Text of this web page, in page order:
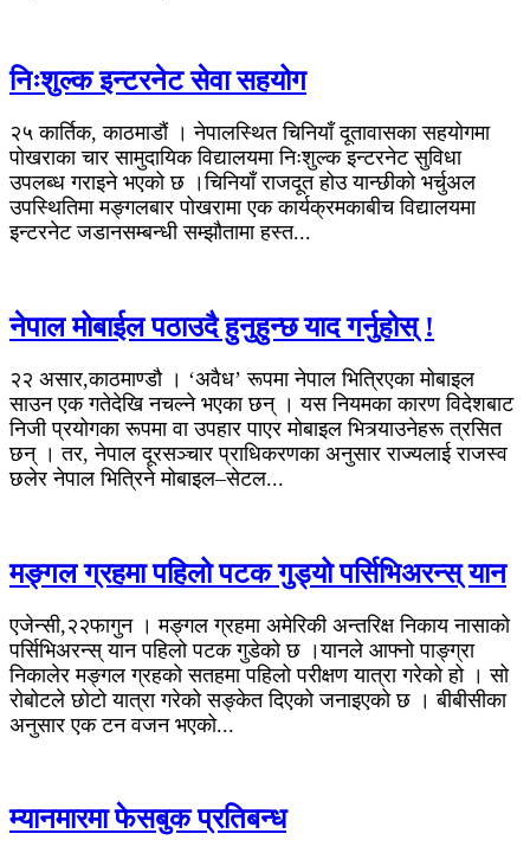
निःशुल्क इन्टरनेट सेवा सहयोग
२५ कार्तिक, काठमाडौं । नेपालस्थित चिनियाँ दूतावासका सहयोगमा
पोखराका चार सामुदायिक विद्यालयमा निःशुल्क इन्टरनेट सुविधा
उपलब्ध गराइने भएको छ ।चिनियाँ राजदूत होउ यान्छीको भर्चुअल
उपस्थितिमा मङ्गलबार पोखरामा एक कार्यक्रमकाबीच विद्यालयमा
इन्टरनेट जडानसम्बन्धी सम्झौतामा हस्त...
नेपाल मोबाईल पठाउदै हुनुहुन्छ याद गर्नुहोस् !
२२ असार,काठमाण्डौ । ‘अवैध’ रूपमा नेपाल भित्रिएका मोबाइल
साउन एक गतेदेखि नचल्ने भएका छन् । यस नियमका कारण विदेशबाट
निजी प्रयोगका रूपमा वा उपहार पाएर मोबाइल भित्र्याउनेहरू त्रसित
छन् । तर, नेपाल दूरसञ्चार प्राधिकरणका अनुसार राज्यलाई राजस्व
छलेर नेपाल भित्रिने मोबाइल–सेटल...
मङ्गल ग्रहमा पहिलो पटक गुड्यो पर्सिभिअरन्स् यान
एजेन्सी,२२फागुन । मङ्गल ग्रहमा अमेरिकी अन्तरिक्ष निकाय नासाको
पर्सिभिअरन्स् यान पहिलो पटक गुडेको छ ।यानले आफ्नो पाङ्ग्रा
निकालेर मङ्गल ग्रहको सतहमा पहिलो परीक्षण यात्रा गरेको हो । सो
रोबोटले छोटो यात्रा गरेको सङ्केत दिएको जनाइएको छ । बीबीसीका
अनुसार एक टन वजन भएको...
म्यानमारमा फेसबुक प्रतिबन्ध